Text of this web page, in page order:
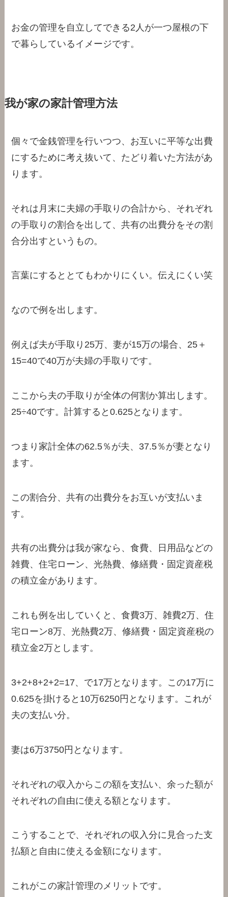
お金の管理を自立してできる2人が一つ屋根の下
で暮らしているイメージです。
我が家の家計管理方法
個々で金銭管理を行いつつ、お互いに平等な出費
にするために考え抜いて、たどり着いた方法があ
ります。
それは月末に夫婦の手取りの合計から、それぞれ
の手取りの割合を出して、共有の出費分をその割
合分出すというもの。
言葉にするととてもわかりにくい。伝えにくい笑
なので例を出します。
例えば夫が手取り25万、妻が15万の場合、25＋
15=40で40万が夫婦の手取りです。
ここから夫の手取りが全体の何割か算出します。
25÷40です。計算すると0.625となります。
つまり家計全体の62.5％が夫、37.5％が妻となり
ます。
この割合分、共有の出費分をお互いが支払いま
す。
共有の出費分は我が家なら、食費、日用品などの
雑費、住宅ローン、光熱費、修繕費・固定資産税
の積立金があります。
これも例を出していくと、食費3万、雑費2万、住
宅ローン8万、光熱費2万、修繕費・固定資産税の
積立金2万とします。
3+2+8+2+2=17、で17万となります。この17万に
0.625を掛けると10万6250円となります。これが
夫の支払い分。
妻は6万3750円となります。
それぞれの収入からこの額を支払い、余った額が
それぞれの自由に使える額となります。
こうすることで、それぞれの収入分に見合った支
払額と自由に使える金額になります。
これがこの家計管理のメリットです。